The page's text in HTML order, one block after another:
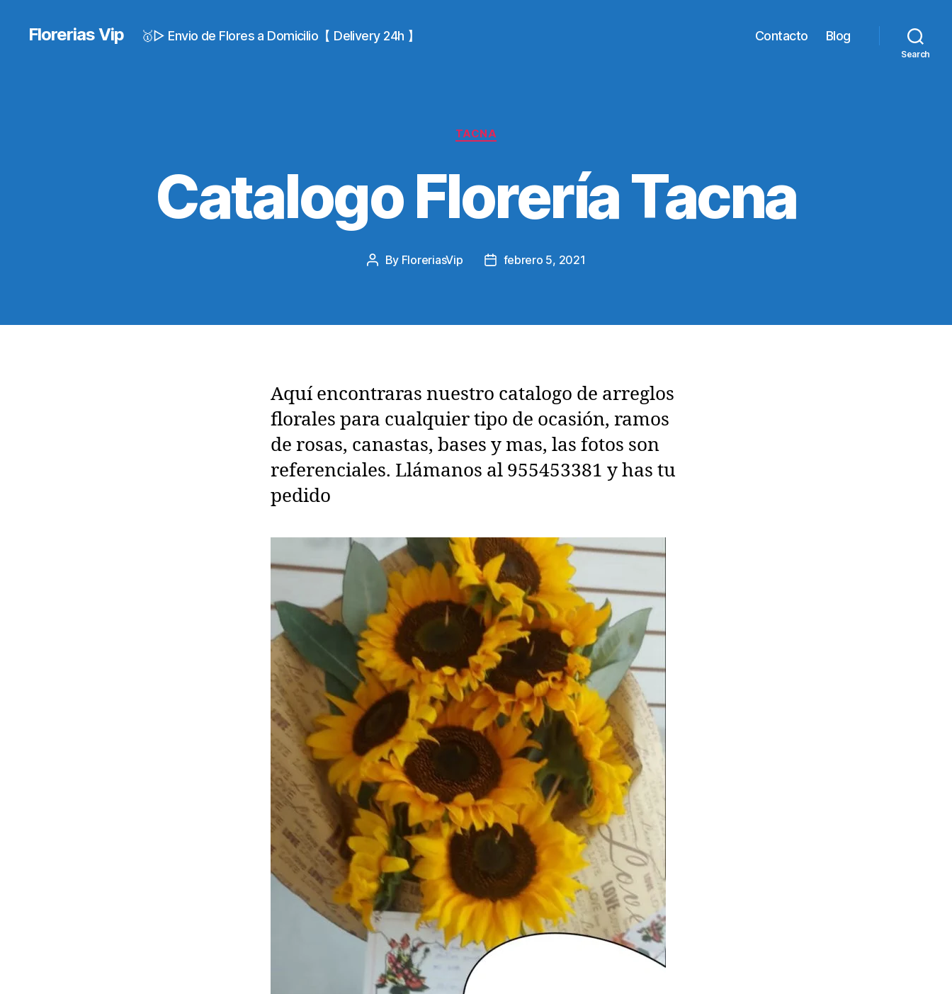
Florerias Vip 🥇▷ Envio de Flores a Domicilio【 Delivery 24h 】 Contacto Blog
Search
Categories
TACNA
Catalogo Florería Tacna
Post
By FloreriasVip
Postfebrero 5, 2021
Aquí encontraras nuestro catalogo de arreglos
florales para cualquier tipo de ocasión, ramos
de rosas, canastas, bases y mas, las fotos son
referenciales. Llámanos al 955453381 y has tu
pedido